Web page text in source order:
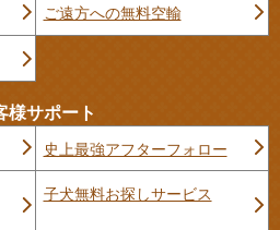
ご遠方への無料空輸
様サポート
史上最強アフターフォロー
子犬無料お探しサービス